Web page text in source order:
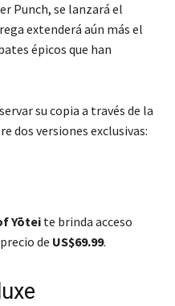
Punch, se lanzará el
extenderá aún más el
épicos que han
su copia a través de la
dos versiones exclusivas:
Yōtei te brinda acceso
de US$69.99.